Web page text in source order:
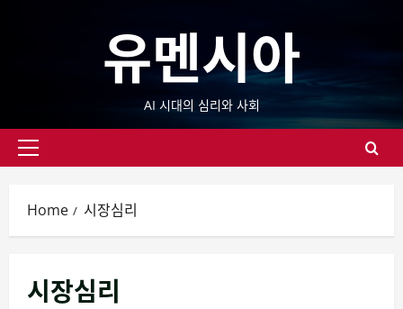
유멘시아
AI 시대의 심리와 사회
Primary
Home 시장심리
시장심리